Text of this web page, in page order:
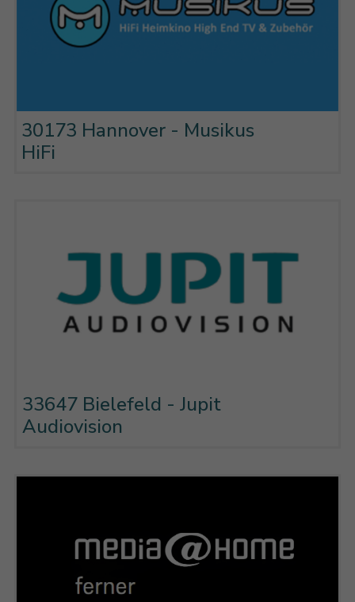
30173 Hannover - Musikus
HiFi
33647 Bielefeld - Jupit
Audiovision